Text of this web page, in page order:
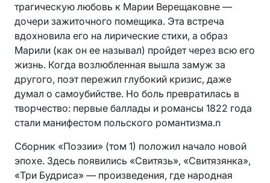
трагическую любовь к Марии Верещаковне —
дочери зажиточного помещика. Эта встреча
вдохновила его на лирические стихи, а образ
Марили (как он ее называл) пройдет через всю его
жизнь. Когда возлюбленная вышла замуж за
другого, поэт пережил глубокий кризис, даже
думал о самоубийстве. Но боль превратилась в
творчество: первые баллады и романсы 1822 года
стали манифестом польского романтизма.n
Сборник «Поэзии» (том 1) положил начало новой
эпохе. Здесь появились «Свитязь», «Свитязянка»,
«Три Будриса» — произведения, где народная